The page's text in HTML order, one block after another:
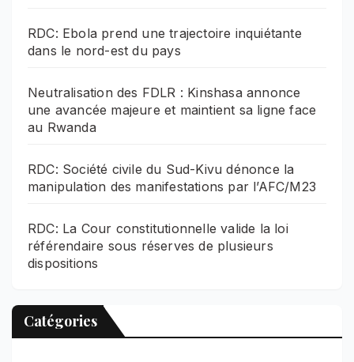
RDC: Ebola prend une trajectoire inquiétante
dans le nord-est du pays
Neutralisation des FDLR : Kinshasa annonce
une avancée majeure et maintient sa ligne face
au Rwanda
RDC: Société civile du Sud-Kivu dénonce la
manipulation des manifestations par l’AFC/M23
RDC: La Cour constitutionnelle valide la loi
référendaire sous réserves de plusieurs
dispositions
Catégories